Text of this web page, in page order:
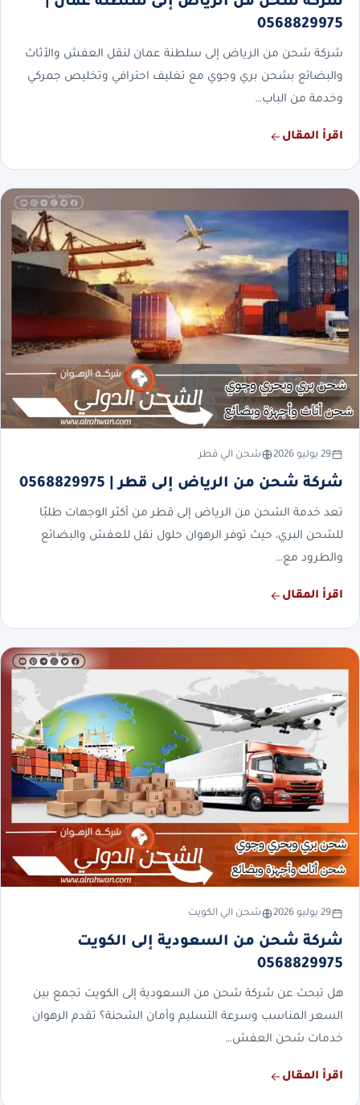
0568829975
شركة شحن من الرياض إلى سلطنة عمان لنقل العفش والأثاث
والبضائع بشحن بري وجوي مع تغليف احترافي وتخليص جمركي
وخدمة من الباب…
اقرأ المقال
29 يوليو 2026 شحن الي قطر
شركة شحن من الرياض إلى قطر | 0568829975
تعد خدمة الشحن من الرياض إلى قطر من أكثر الوجهات طلبًا
للشحن البري، حيث توفر الرهوان حلول نقل للعفش والبضائع
والطرود مع…
اقرأ المقال
29 يوليو 2026 شحن الي الكويت
شركة شحن من السعودية إلى الكويت
0568829975
هل تبحث عن شركة شحن من السعودية إلى الكويت تجمع بين
السعر المناسب وسرعة التسليم وأمان الشحنة؟ تقدم الرهوان
خدمات شحن العفش…
اقرأ المقال